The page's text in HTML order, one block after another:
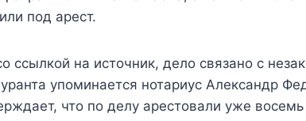
под арест.
ссылкой на источник, дело связано с
упоминается нотариус Александр
что по делу арестовали уже